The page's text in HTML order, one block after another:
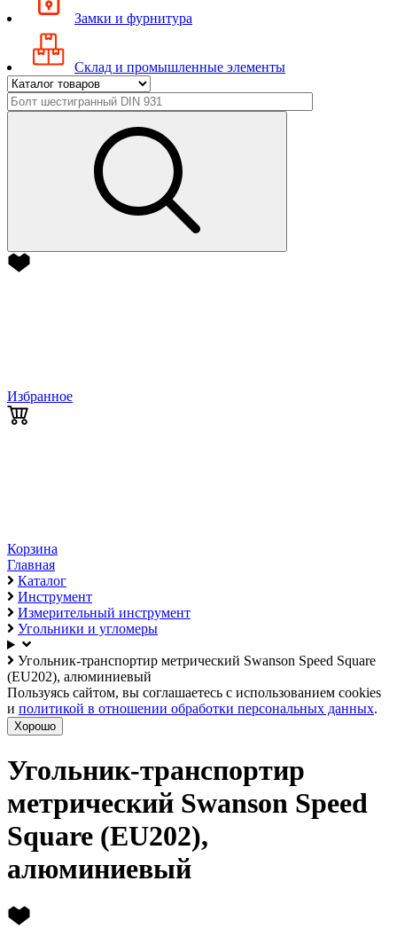
Замки и фурнитура
Склад и промышленные элементы
Избранное
Корзина
Главная
Каталог
Инструмент
Измерительный инструмент
Угольники и угломеры
Угольник-транспортир метрический Swanson Speed Square
(EU202), алюминиевый
Пользуясь сайтом, вы соглашаетесь с использованием cookies
и политикой в отношении обработки персональных данных.
Хорошо
Угольник-транспортир
метрический Swanson Speed
Square (EU202),
алюминиевый